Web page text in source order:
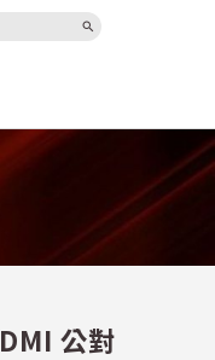
search
公對